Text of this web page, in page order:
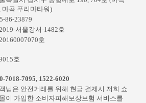
마곡 푸리마타워)
86-23879
서울강서-1482호
호
호
7018-7095, 1522-6020
님은 안전거래를 위해 현금 결제시 저희 쇼
이 가입한 소비자피해보상보험 서비스를